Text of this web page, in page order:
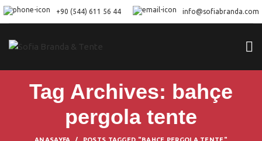
+90 (544) 611 56 44 info@sofiabranda.com
Tag Archives: bahçe
pergola tente